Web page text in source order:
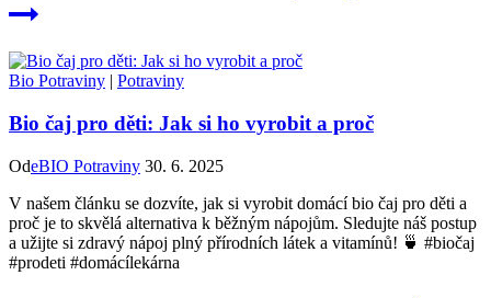
Bio Potraviny | Potraviny
Bio čaj pro děti: Jak si ho vyrobit a proč
OdeBIO Potraviny 30. 6. 2025
V našem článku se dozvíte, jak si vyrobit domácí bio čaj pro děti a
proč je to skvělá alternativa k běžným nápojům. Sledujte náš postup
a užijte si zdravý nápoj plný přírodních látek a vitamínů! 🍵 #biočaj
#prodeti #domácílekárna